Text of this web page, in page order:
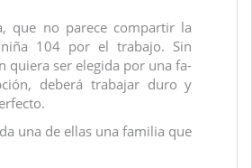
que no parece compartir la
104 por el trabajo. Sin
quiera ser elegida por una fa­
deberá trabajar duro y
una de ellas una familia que